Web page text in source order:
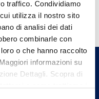
traffico. Condividiamo
utilizza il nostro sito
di analisi dei dati
combinarle con
o che hanno raccolto
informazioni su
Dettagli. Scopra di
a te e parla con